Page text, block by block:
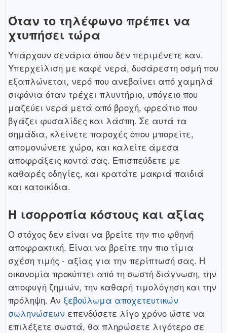
Όταν το τηλέφωνο πρέπει να
χτυπήσει τώρα
Υπάρχουν σενάρια όπου δεν περιμένετε καν.
Υπερχείλιση με καφέ νερά, δυσάρεστη οσμή που
εξαπλώνεται, νερό που ανεβαίνει από χαμηλά
σιφόνια όταν τρέχει πλυντήριο, υπόγειο που
μαζεύει νερά μετά από βροχή, φρεάτιο που
βγάζει φυσαλίδες και λάσπη. Σε αυτά τα
σημάδια, κλείνετε παροχές όπου μπορείτε,
απομονώνετε χώρο, και καλείτε άμεσα
αποφράξεις κοντά σας. Επισπεύδετε με
καθαρές οδηγίες, και κρατάτε μακριά παιδιά
και κατοικίδια.
Η ισορροπία κόστους και αξίας
Ο στόχος δεν είναι να βρείτε την πιο φθηνή
αποφρακτική. Είναι να βρείτε την πιο τίμια
σχέση τιμής - αξίας για την περίπτωσή σας. Η
οικονομία προκύπτει από τη σωστή διάγνωση, την
αποφυγή ζημιών, την καθαρή τιμολόγηση και την
πρόληψη. Αν ξεβούλωμα αποχετευτικών
σωληνώσεων επενδύσετε λίγο χρόνο ώστε να
επιλέξετε σωστά, θα πληρώσετε λιγότερο σε